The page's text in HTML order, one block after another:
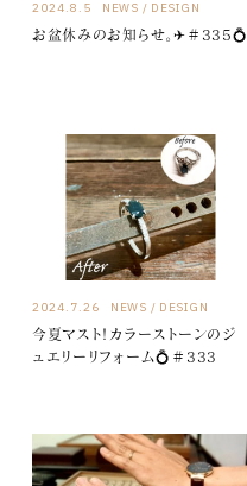
2024.8.5 NEWS DESIGN
お盆休みのお知らせ。✈＃335💍
2024.7.26 NEWS DESIGN
今夏マスト！カラーストーンのジ
ュエリーリフォーム💍＃333